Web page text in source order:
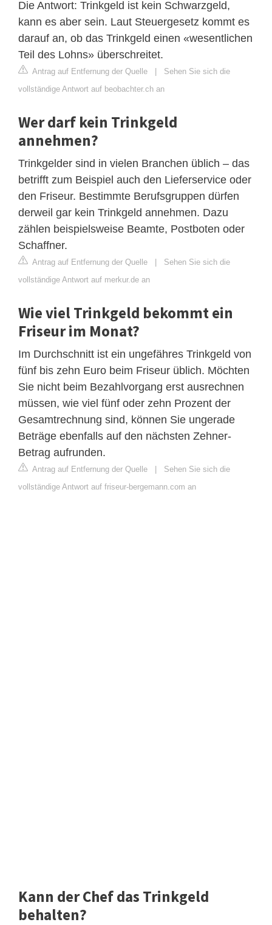
Die Antwort: Trinkgeld ist kein Schwarzgeld,
kann es aber sein. Laut Steuergesetz kommt es
darauf an, ob das Trinkgeld einen «wesentlichen
Teil des Lohns» überschreitet.
Antrag auf Entfernung der Quelle | Sehen Sie sich die
vollständige Antwort auf beobachter.ch an
Wer darf kein Trinkgeld
annehmen?
Trinkgelder sind in vielen Branchen üblich – das
betrifft zum Beispiel auch den Lieferservice oder
den Friseur. Bestimmte Berufsgruppen dürfen
derweil gar kein Trinkgeld annehmen. Dazu
zählen beispielsweise Beamte, Postboten oder
Schaffner.
Antrag auf Entfernung der Quelle | Sehen Sie sich die
vollständige Antwort auf merkur.de an
Wie viel Trinkgeld bekommt ein
Friseur im Monat?
Im Durchschnitt ist ein ungefähres Trinkgeld von
fünf bis zehn Euro beim Friseur üblich. Möchten
Sie nicht beim Bezahlvorgang erst ausrechnen
müssen, wie viel fünf oder zehn Prozent der
Gesamtrechnung sind, können Sie ungerade
Beträge ebenfalls auf den nächsten Zehner-
Betrag aufrunden.
Antrag auf Entfernung der Quelle | Sehen Sie sich die
vollständige Antwort auf friseur-bergemann.com an
Kann der Chef das Trinkgeld
behalten?